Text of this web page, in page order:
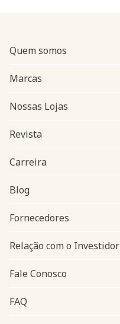
Navegação do rodapé
Quem somos
Marcas
Nossas Lojas
Revista
Carreira
Blog
Fornecedores
Relação com o Investidor
Fale Conosco
FAQ